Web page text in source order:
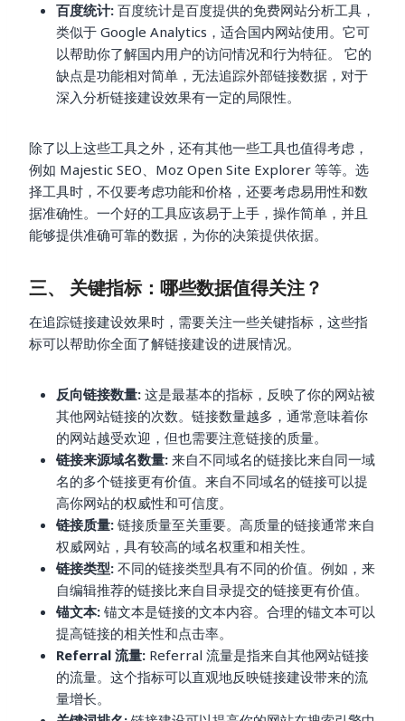
百度统计: 百度统计是百度提供的免费网站分析工具，
类似于 Google Analytics，适合国内网站使用。它可
以帮助你了解国内用户的访问情况和行为特征。 它的
缺点是功能相对简单，无法追踪外部链接数据，对于
深入分析链接建设效果有一定的局限性。
除了以上这些工具之外，还有其他一些工具也值得考虑，
例如 Majestic SEO、Moz Open Site Explorer 等等。选
择工具时，不仅要考虑功能和价格，还要考虑易用性和数
据准确性。一个好的工具应该易于上手，操作简单，并且
能够提供准确可靠的数据，为你的决策提供依据。
三、 关键指标：哪些数据值得关注？
在追踪链接建设效果时，需要关注一些关键指标，这些指
标可以帮助你全面了解链接建设的进展情况。
反向链接数量: 这是最基本的指标，反映了你的网站被
其他网站链接的次数。链接数量越多，通常意味着你
的网站越受欢迎，但也需要注意链接的质量。
链接来源域名数量: 来自不同域名的链接比来自同一域
名的多个链接更有价值。来自不同域名的链接可以提
高你网站的权威性和可信度。
链接质量: 链接质量至关重要。高质量的链接通常来自
权威网站，具有较高的域名权重和相关性。
链接类型: 不同的链接类型具有不同的价值。例如，来
自编辑推荐的链接比来自目录提交的链接更有价值。
锚文本: 锚文本是链接的文本内容。合理的锚文本可以
提高链接的相关性和点击率。
Referral 流量: Referral 流量是指来自其他网站链接
的流量。这个指标可以直观地反映链接建设带来的流
量增长。